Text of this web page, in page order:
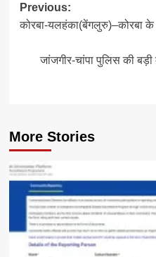
Post
navigation
Previous:
कोरबा-यलहंका(बेंगलुरु)–कोरबा
जांजगीर-चांपा पुलिस की
More Stories